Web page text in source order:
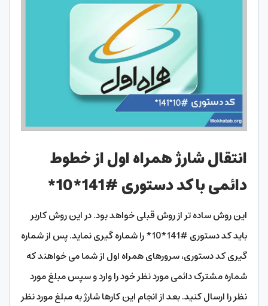
انتقال شارژ همراه اول از خطوط
دائمی با کد دستوری #141*10*
این روش ساده تر از روش قبلی خواهد بود. در این روش کاربر
باید کد دستوری #141*10* را شماره گیری نماید. پس از شماره
گیری کد دستوری، سرورهای همراه اول از شما می خواهند که
شماره مشترک دائمی مورد نظر خود را وارد و سپس مبلغ مورد
نظر را ارسال کنید. بعد از انجام این کارها شارژ به مبلغ مورد نظر